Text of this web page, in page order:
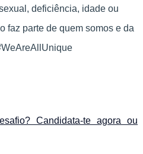
deficiência, idade ou
faz parte de quem somos e da
Candidata-te agora ou